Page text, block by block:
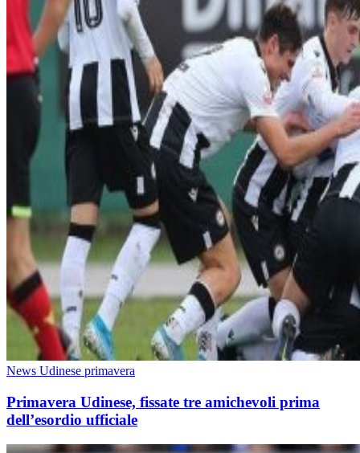
News Udinese primavera
Primavera Udinese, fissate tre amichevoli prima
dell’esordio ufficiale